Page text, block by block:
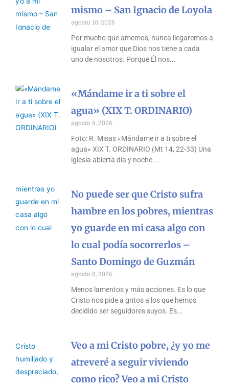
mismo – San Ignacio de Loyola
agosto 10, 2026
Por mucho que amemos, nunca llegaremos a
igualar el amor que Dios nos tiene a cada
uno de nosotros. Porque Él nos
«Mándame ir a ti sobre el
agua» (XIX T. ORDINARIO)
agosto 9, 2026
Foto: R. Misas «Mándame ir a ti sobre el
agua» XIX T. ORDINARIO (Mt 14, 22-33) Una
iglesia abierta día y noche
No puede ser que Cristo sufra
hambre en los pobres, mientras
yo guarde en mi casa algo con
lo cual podía socorrerlos –
Santo Domingo de Guzmán
agosto 8, 2026
Menos lamentos y más acciones. Es lo que
Cristo nos pide a gritos a los que hemos
decidido ser seguidores suyos. Es
Veo a mi Cristo pobre, ¿y yo me
atreveré a seguir viviendo
como rico? Veo a mi Cristo